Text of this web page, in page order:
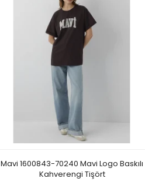
Mavi 1600843-70240 Mavi Logo Baskılı
Kahverengi Tişört